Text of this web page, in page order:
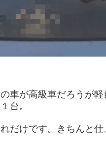
車が高級車だろうが
台。
だけです。きちんと